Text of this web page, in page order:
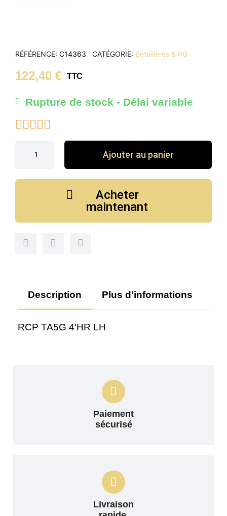
RÉFÉRENCE C14363 CATÉGORIE Bétaillères & PG
122,40 € TTC
Rupture de stock - Délai variable

Ajouter au panier
Acheter
maintenant
Description Plus d'informations
RCP TA5G 4'HR LH
Paiement
sécurisé
Livraison